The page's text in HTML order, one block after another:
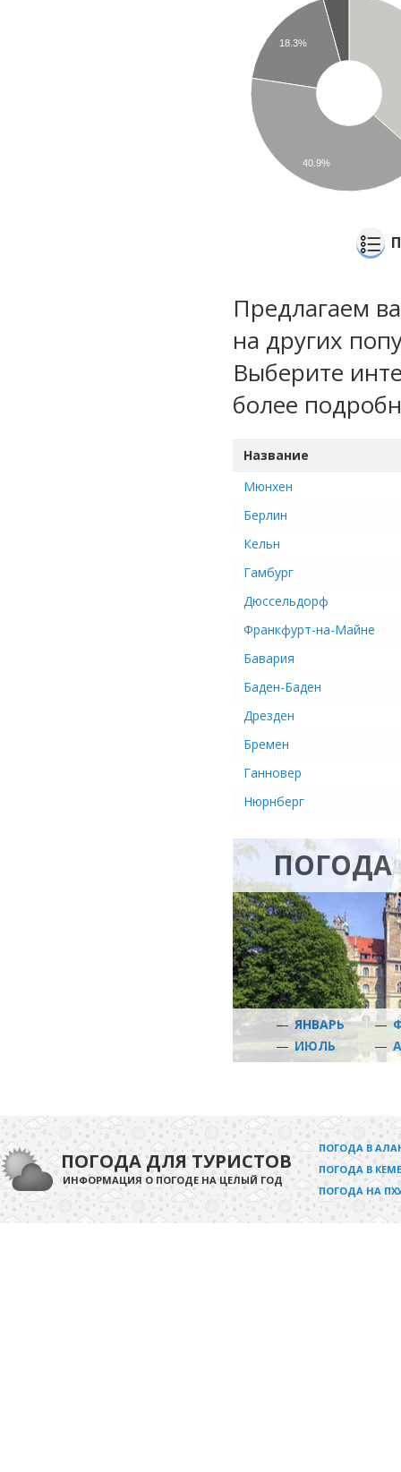
18.3%
40.9%
Предлагаем
на других
Выберите
более
Название
Мюнхен
Берлин
Кельн
Гамбург
Дюссельдорф
Франкфурт-на-Майне
Бавария
Баден-Баден
Дрезден
Бремен
Ганновер
Нюрнберг
ПОГОДА
—ЯНВАРЬ —
— ИЮЛЬ —
ПОГОДА ДЛЯ ТУРИСТОВ
ИНФОРМАЦИЯ О ПОГОДЕ НА ЦЕЛЫЙ ГОД
ПОГОДА В
ПОГОДА В
ПОГОДА НА